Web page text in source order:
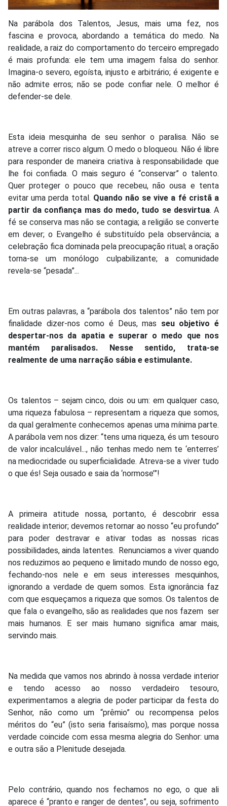
Na parábola dos Talentos, Jesus, mais uma fez, nos
fascina e provoca, abordando a temática do medo. Na
realidade, a raiz do comportamento do terceiro empregado
é mais profunda: ele tem uma imagem falsa do senhor.
Imagina-o severo, egoísta, injusto e arbitrário; é exigente e
não admite erros; não se pode confiar nele. O melhor é
defender-se dele.
Esta ideia mesquinha de seu senhor o paralisa. Não se
atreve a correr risco algum. O medo o bloqueou. Não é libre
para responder de maneira criativa à responsabilidade que
lhe foi confiada. O mais seguro é “conservar” o talento.
Quer proteger o pouco que recebeu, não ousa e tenta
evitar uma perda total. Quando não se vive a fé cristã a
partir da confiança mas do medo, tudo se desvirtua. A
fé se conserva mas não se contagia; a religião se converte
em dever; o Evangelho é substituído pela observância; a
celebração fica dominada pela preocupação ritual; a oração
torna-se um monólogo culpabilizante; a comunidade
revela-se “pesada”...
Em outras palavras, a “parábola dos talentos” não tem por
finalidade dizer-nos como é Deus, mas seu objetivo é
despertar-nos da apatia e superar o medo que nos
mantém paralisados. Nesse sentido, trata-se
realmente de uma narração sábia e estimulante.
Os talentos – sejam cinco, dois ou um: em qualquer caso,
uma riqueza fabulosa – representam a riqueza que somos,
da qual geralmente conhecemos apenas uma mínima parte.
A parábola vem nos dizer: “tens uma riqueza, és um tesouro
de valor incalculável..., não tenhas medo nem te ‘enterres’
na mediocridade ou superficialidade. Atreva-se a viver tudo
o que és! Seja ousado e saia da ‘normose’”!
A primeira atitude nossa, portanto, é descobrir essa
realidade interior; devemos retornar ao nosso “eu profundo”
para poder destravar e ativar todas as nossas ricas
possibilidades, ainda latentes. Renunciamos a viver quando
nos reduzimos ao pequeno e limitado mundo de nosso ego,
fechando-nos nele e em seus interesses mesquinhos,
ignorando a verdade de quem somos. Esta ignorância faz
com que esqueçamos a riqueza que somos. Os talentos de
que fala o evangelho, são as realidades que nos fazem ser
mais humanos. E ser mais humano significa amar mais,
servindo mais.
Na medida que vamos nos abrindo à nossa verdade interior
e tendo acesso ao nosso verdadeiro tesouro,
experimentamos a alegria de poder participar da festa do
Senhor, não como um “prêmio” ou recompensa pelos
méritos do “eu” (isto seria farisaísmo), mas porque nossa
verdade coincide com essa mesma alegria do Senhor: uma
e outra são a Plenitude desejada.
Pelo contrário, quando nos fechamos no ego, o que ali
aparece é “pranto e ranger de dentes”, ou seja, sofrimento